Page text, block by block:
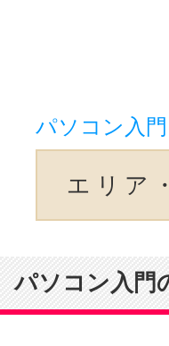
パソコン入
エリア
パソコン入門